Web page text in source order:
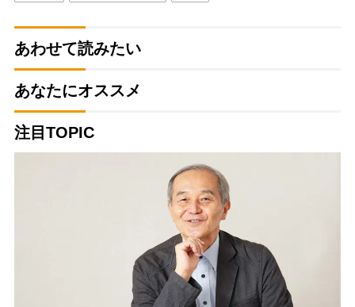
あわせて読みたい
あなたにオススメ
注目TOPIC